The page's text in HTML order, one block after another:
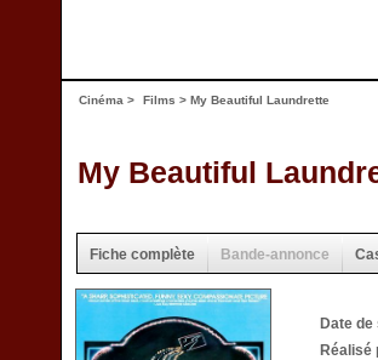
Cinéma > Films > My Beautiful Laundrette
My Beautiful
Fiche complète Bande-annonce
Date de
Réalisé